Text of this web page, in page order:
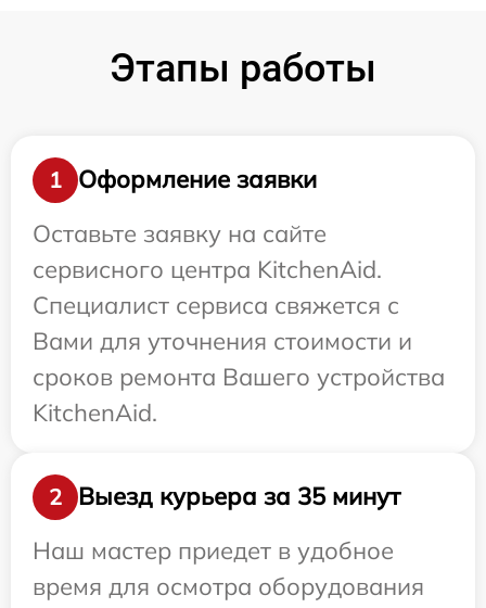
Этапы работы
1
Оформление заявки
Оставьте заявку на сайте
сервисного центра KitchenAid.
Специалист сервиса свяжется с
Вами для уточнения стоимости и
сроков ремонта Вашего устройства
KitchenAid.
2
Выезд курьера за 35 минут
Наш мастер приедет в удобное
время для осмотра оборудования